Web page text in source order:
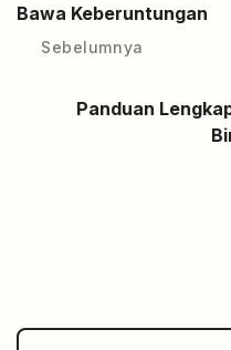
Bawa Keberuntungan
Sebelumnya
Panduan